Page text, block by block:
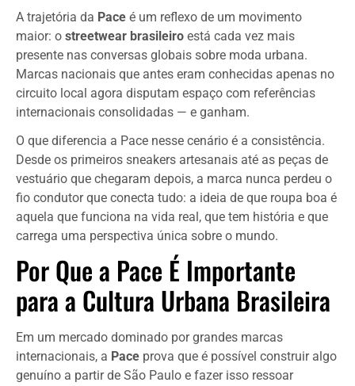
A trajetória da Pace é um reflexo de um movimento
maior: o streetwear brasileiro está cada vez mais
presente nas conversas globais sobre moda urbana.
Marcas nacionais que antes eram conhecidas apenas no
circuito local agora disputam espaço com referências
internacionais consolidadas — e ganham.
O que diferencia a Pace nesse cenário é a consistência.
Desde os primeiros sneakers artesanais até as peças de
vestuário que chegaram depois, a marca nunca perdeu o
fio condutor que conecta tudo: a ideia de que roupa boa é
aquela que funciona na vida real, que tem história e que
carrega uma perspectiva única sobre o mundo.
Por Que a Pace É Importante
para a Cultura Urbana Brasileira
Em um mercado dominado por grandes marcas
internacionais, a Pace prova que é possível construir algo
genuíno a partir de São Paulo e fazer isso ressoar